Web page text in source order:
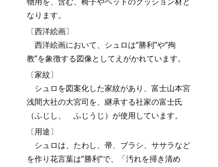
なります。
〔西洋絵画〕
西洋絵画において、シュロは”勝利”や”殉
教”を象徴する図像としてえがかれています。
〔家紋〕
シュロを図案化した家紋があり、富士山本宮
浅間大社の大宮司を、継承する社家の富士氏
（ふじし、 ふじうじ）が使用しています。
〔用途〕
シュロは、たわし、帚、ブラシ、ササラなど
を作り花言葉は”勝利”で、「汚れを掃き清め